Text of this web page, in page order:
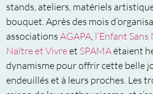
stands, ateliers, matériels
bouquet. Après des mois
associations AGAPA, l’Enfant
Naître et Vivreet SPAMAétaient
dynamisme pour offrir cette belle
endeuillés et à leurs proches. Les